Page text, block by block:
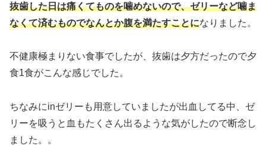
抜歯した日は痛くてものを噛めないので、ゼリーなど噛ま
なくて済むものでなんとか腹を満たすことになりました。
不健康極まりない食事でしたが、抜歯は夕方だったので夕
食1食がこんな感じでした。
ちなみにinゼリーも用意していましたが出血してる中、ゼ
リーを吸うと血もたくさん出るような気がしたので断念し
ました。。